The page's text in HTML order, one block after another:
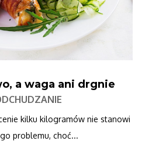
a waga ani drgnie
kilku kilogramów nie stanowi
problemu, choć...